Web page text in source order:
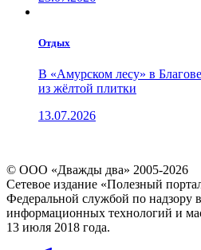
Отдых
В «Амурском лесу» в
из жёлтой плитки
13.07.2026
© ООО «Дважды два» 2005-2026
Сетевое издание «Полезный
Федеральной службой по надзору
информационных технологий и
13 июля 2018 года.